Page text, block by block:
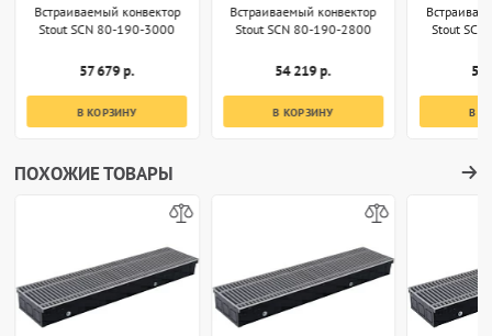
Встраиваемый конвектор
Stout SCN 80-190-3000
57 679 р.
В КОРЗИНУ
Встраиваемый конвектор
Stout SCN 80-190-2800
54 219 р.
В КОРЗИНУ
Stout
50
В
ПОХОЖИЕ ТОВАРЫ